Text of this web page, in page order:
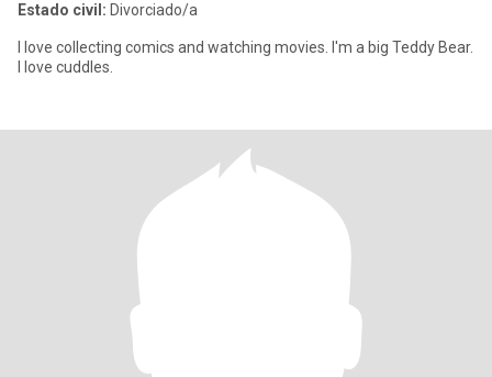
Estado civil: Divorciado/a
I love collecting comics and watching movies. I'm a big Teddy Bear.
I love cuddles.